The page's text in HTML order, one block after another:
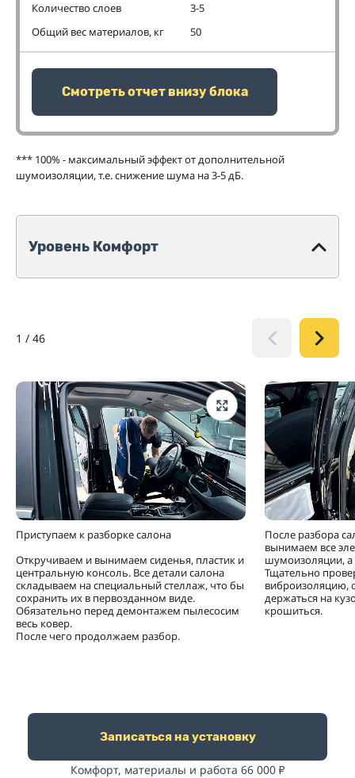
Количество слоев
3-5
Общий вес материалов, кг
50
Смотреть отчет внизу блока
*** 100% - максимальный эффект от дополнительной
шумоизоляции, т.е. снижение шума на 3-5 дБ.
Уровень Комфорт
1 / 46
Приступаем к разборке салона
Откручиваем и вынимаем сиденья, пластик и
центральную консоль. Все детали салона
складываем на специальный стеллаж, что бы
сохранить их в первозданном виде.
Обязательно перед демонтажем пылесосим
весь ковер.
После чего продолжаем разбор.
После разбора
вынимаем все
шумоизоляции, а
Тщательно
виброизоляцию,
держаться на
крошиться.
Записаться на установку
Комфорт, материалы и работа 66 000 ₽